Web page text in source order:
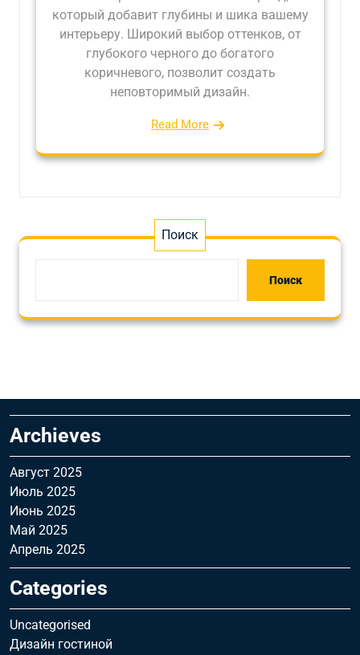
который добавит глубины и шика вашему
интерьеру. Широкий выбор оттенков, от
глубокого черного до богатого
коричневого, позволит создать
неповторимый дизайн.
Read More
Поиск
Поиск
Archieves
Август 2025
Июль 2025
Июнь 2025
Май 2025
Апрель 2025
Categories
Uncategorised
Дизайн гостиной